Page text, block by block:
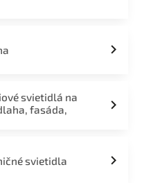
svietidlá na
fasáda,
svietidla